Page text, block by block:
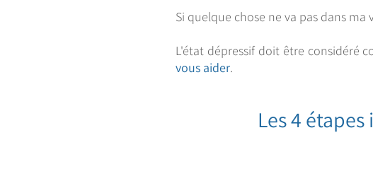
Si quelque chose ne va pas dans
L'état dépressif doit être considéré
vous aider.
Les 4